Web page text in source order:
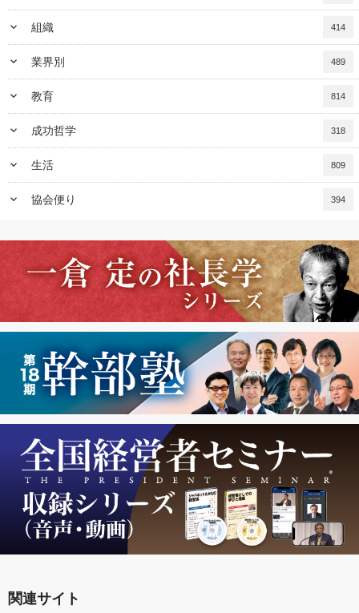
keyboard_arrow_down 組織 414
keyboard_arrow_down 業界別 489
keyboard_arrow_down 教育 814
keyboard_arrow_down 成功哲学 318
keyboard_arrow_down 生活 809
keyboard_arrow_down 協会便り 394
関連サイト